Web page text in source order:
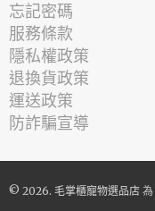
忘記密碼
服務條款
隱私權政策
退換貨政策
運送政策
防詐騙宣導
© 2026. 毛掌櫃寵物選品店 為